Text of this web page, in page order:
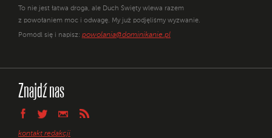
To nie jest łatwa droga, ale Duch Święty wlewa razem
z powołaniem moc i odwagę. My już podjęliśmy wyzwanie.
Pomódl się i napisz: powolania@dominikanie.pl
Znajdź nas
kontakt redakcji